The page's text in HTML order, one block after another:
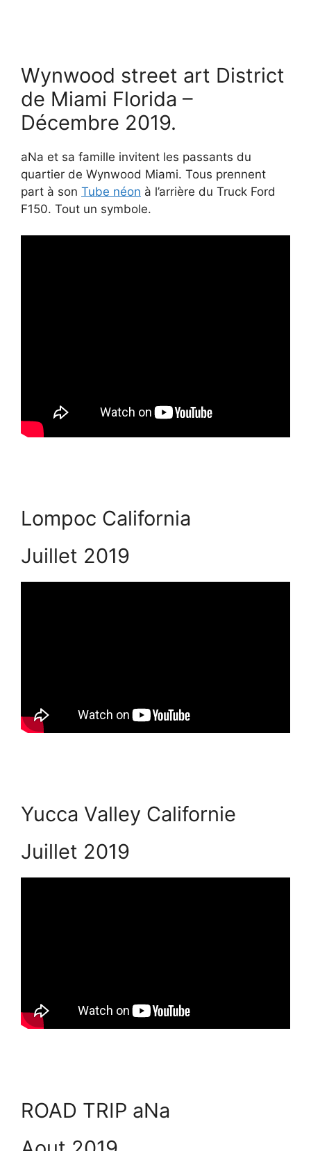
Wynwood street art District
de Miami Florida –
Décembre 2019.
aNa et sa famille invitent les passants du
quartier de Wynwood Miami. Tous prennent
part à son Tube néon à l’arrière du Truck Ford
F150. Tout un symbole.
Lompoc California
Juillet 2019
Yucca Valley Californie
Juillet 2019
ROAD TRIP aNa